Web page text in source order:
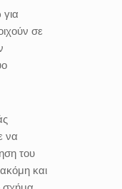
σε
να
του
και